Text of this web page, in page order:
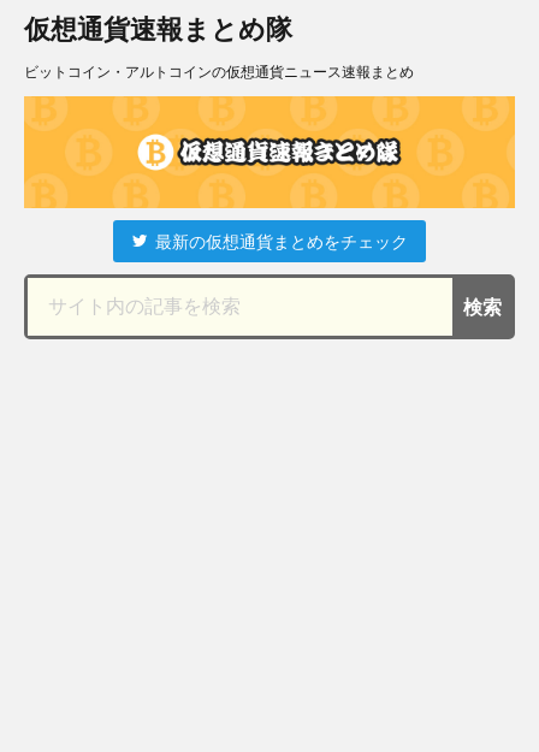
仮想通貨速報まとめ隊
ビットコイン・アルトコインの仮想通貨ニュース速報まとめ
最新の仮想通貨まとめをチェック